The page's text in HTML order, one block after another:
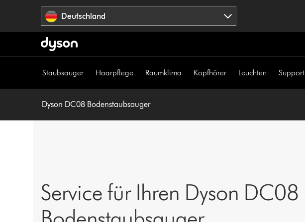
Deutschland
Staubsauger Haarpflege Raumklima Kopfhörer Leuchten Support
Dyson DC08 Bodenstaubsauger
Service für Ihren Dyson DC08